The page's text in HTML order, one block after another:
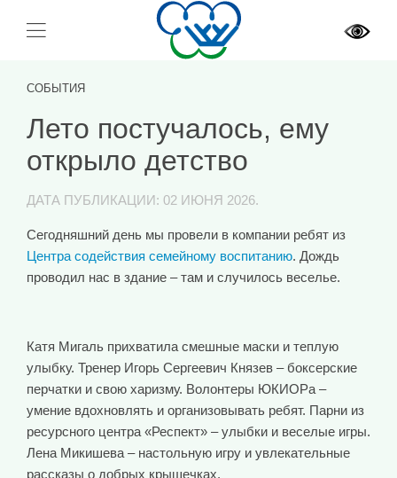
СОБЫТИЯ
Лето постучалось, ему
открыло детство
ДАТА ПУБЛИКАЦИИ: 02 ИЮНЯ 2026.
Сегодняшний день мы провели в компании ребят из
Центра содействия семейному воспитанию. Дождь
проводил нас в здание – там и случилось веселье.
Катя Мигаль прихватила смешные маски и теплую
улыбку. Тренер Игорь Сергеевич Князев – боксерские
перчатки и свою харизму. Волонтеры ЮКИОРа –
умение вдохновлять и организовывать ребят. Парни из
ресурсного центра «Респект» – улыбки и веселые игры.
Лена Микишева – настольную игру и увлекательные
рассказы о добрых крышечках.